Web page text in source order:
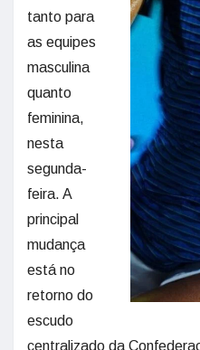
tanto para
as equipes
masculina
quanto
feminina,
nesta
segunda-
feira. A
principal
mudança
está no
retorno do
escudo
centralizado da